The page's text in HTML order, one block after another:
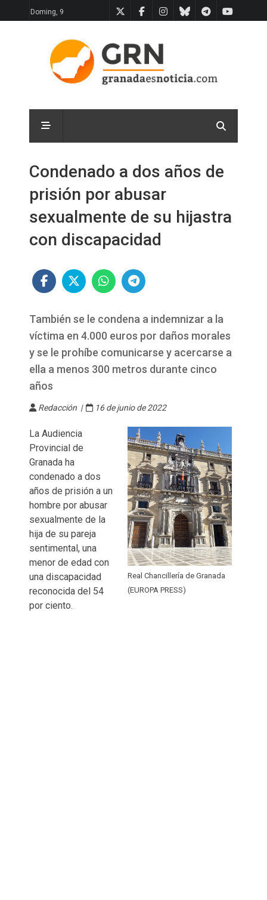
Doming, 9
Condenado a dos años de
prisión por abusar
sexualmente de su hijastra
con discapacidad
También se le condena a indemnizar a la
víctima en 4.000 euros por daños morales
y se le prohíbe comunicarse y acercarse a
ella a menos 300 metros durante cinco
años
Redacción | 16 de junio de 2022
Real Chancillería de Granada
(EUROPA PRESS)
La Audiencia
Provincial de
Granada ha
condenado a dos
años de prisión a un
hombre por abusar
sexualmente de la
hija de su pareja
sentimental, una
menor de edad con
una discapacidad
reconocida del 54
por ciento.